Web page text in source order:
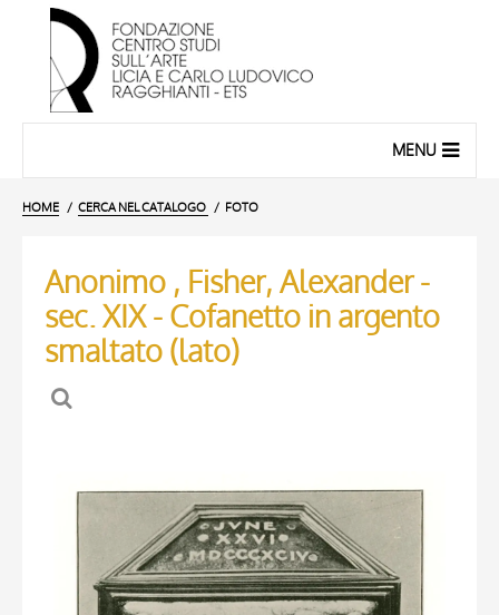
MENU
HOME CERCA NEL CATALOGO FOTO
Anonimo , Fisher, Alexander -
sec. XIX - Cofanetto in argento
smaltato (lato)